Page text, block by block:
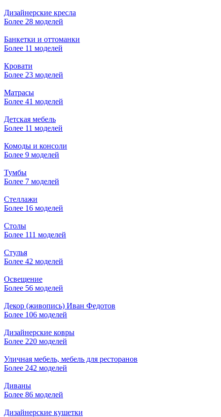
Дизайнерские кресла
Более 28 моделей
Банкетки и оттоманки
Более 11 моделей
Кровати
Более 23 моделей
Матрасы
Более 41 моделей
Детская мебель
Более 11 моделей
Комоды и консоли
Более 9 моделей
Тумбы
Более 7 моделей
Стеллажи
Более 16 моделей
Столы
Более 111 моделей
Стулья
Более 42 моделей
Освещение
Более 56 моделей
Декор (живопись) Иван Федотов
Более 106 моделей
Дизайнерские ковры
Более 220 моделей
Уличная мебель, мебель для ресторанов
Более 242 моделей
Диваны
Более 86 моделей
Дизайнерские кушетки